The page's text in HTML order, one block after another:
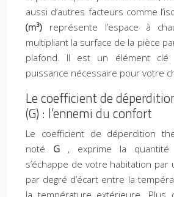
aussi d’autres facteurs comme
(m³) représente l’espace à
multipliant la surface de la pièce
plafond. Il est un élément clé
puissance nécessaire pour votre
Le coefficient de
(G) : l’ennemi du confort
Le coefficient de déperdition
noté G , exprime la
s’échappe de votre habitation
par degré d’écart entre la
la température extérieure. Plus